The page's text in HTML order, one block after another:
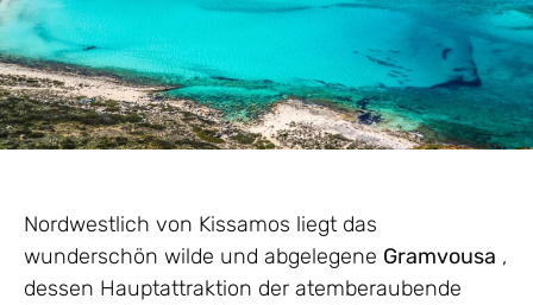
Nordwestlich von Kissamos liegt das
wunderschön wilde und abgelegene Gramvousa ,
dessen Hauptattraktion der atemberaubende